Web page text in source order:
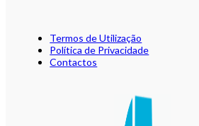
Termos de Utilização
Política de Privacidade
Contactos